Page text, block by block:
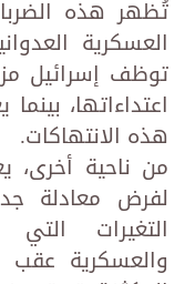
تُظهر هذه
العسكرية
توظف إسرائيل
اعتداءاتها،
هذه الانتهاكات.
من ناحية أخرى،
لفرض معادلة
التغيرات
والعسكرية